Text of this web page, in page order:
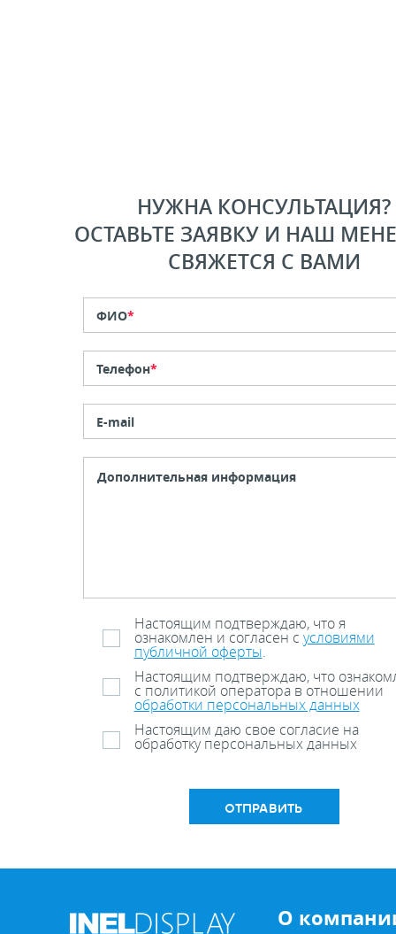
НУЖНА КОНСУЛЬТАЦИЯ?
ОСТАВЬТЕ ЗАЯВКУ И НАШ
СВЯЖЕТСЯ С ВАМИ
ФИО*
Телефон*
E-mail
Настоящим подтверждаю, что я
ознакомлен и согласен с условиями
публичной оферты.
Настоящим подтверждаю, что
с политикой оператора в отношении
обработки персональных данных
Настоящим даю свое согласие на
обработку персональных данных
ОТПРАВИТЬ
О